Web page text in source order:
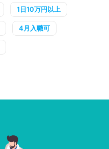
1日10万円以上
4月入職可